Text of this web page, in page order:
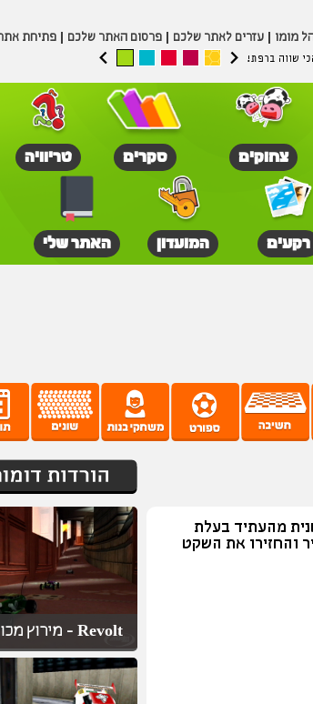
מומו עזרים לאתר שלכם פרסום האתר שלכם פתיחת
שווה ברפת!
צחוקים סקרים טריוויה
רקעים המועדון האתר שלי
מהעתיד בעלת
והחזירו את השקט
Revolt - מירוץ מכוניות